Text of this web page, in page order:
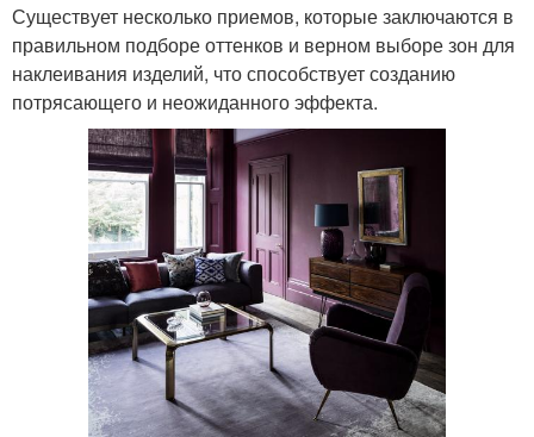
Существует несколько приемов, которые заключаются в
правильном подборе оттенков и верном выборе зон для
наклеивания изделий, что способствует созданию
потрясающего и неожиданного эффекта.